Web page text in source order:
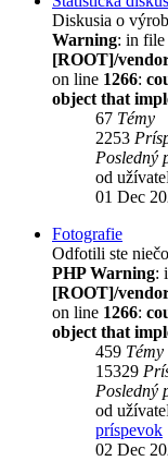
Diskusia o
Warning: in file
[ROOT]/
on line 1266:
object that
67 Témy
2253
Posledný
od
01 Dec
Fotografie
Odfotili ste
PHP Warning:
[ROOT]/
on line 1266:
object that
459 Témy
15329
Posledný
od
príspevok
02 Dec